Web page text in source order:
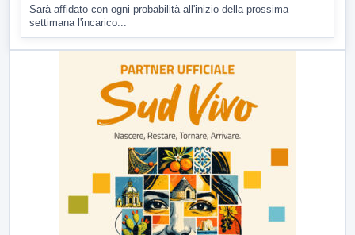
Sarà affidato con ogni probabilità all'inizio della prossima
settimana l'incarico...